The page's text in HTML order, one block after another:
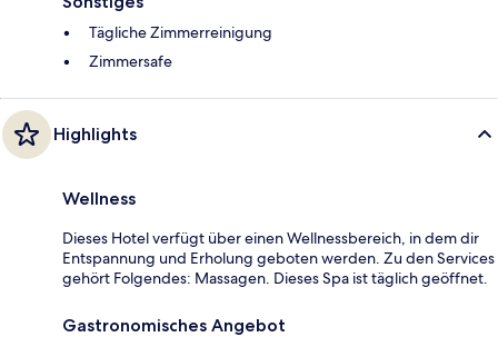
Tägliche Zimmerreinigung
Zimmersafe
Highlights
Wellness
Dieses Hotel verfügt über einen Wellnessbereich, in dem dir
Entspannung und Erholung geboten werden. Zu den Services
gehört Folgendes: Massagen. Dieses Spa ist täglich geöffnet.
Gastronomisches Angebot